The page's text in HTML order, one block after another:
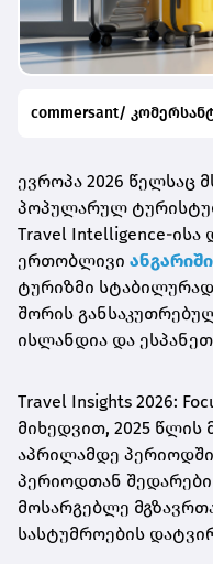
commersant/
ევროპა 2026 წელსაც
პოპულარულ
Travel Intelligence-ისა
ერთობლივი
ტურიზმი
შორის
ისლანდია და
Travel Insights 2026:
მიხედვით, 2025 წლის
აპრილამდე
პერიოდთან
მოსარგებლე
სასტუმროების